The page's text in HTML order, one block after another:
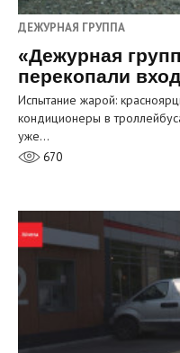
ДЕЖУРНАЯ ГРУППА
«Дежурная
перекопали
Испытание жарой:
кондиционеры в
уже…
670